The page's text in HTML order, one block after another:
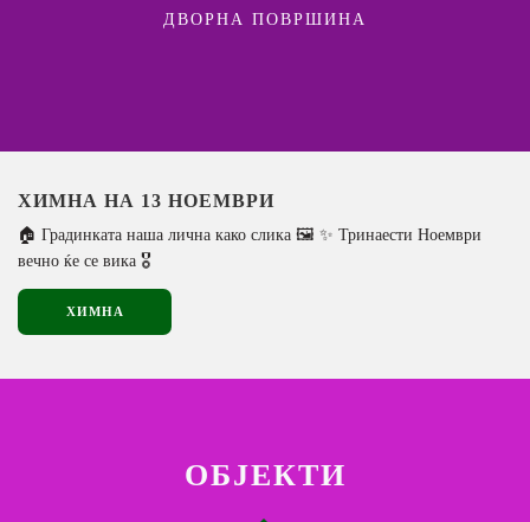
ДВОРНА ПОВРШИНА
ХИМНА НА 13 НОЕМВРИ
🏠 Градинката наша лична како слика 🖼️ ✨ Тринаести Ноември
вечно ќе се вика 🎖️
ХИМНА
ОБЈЕКТИ